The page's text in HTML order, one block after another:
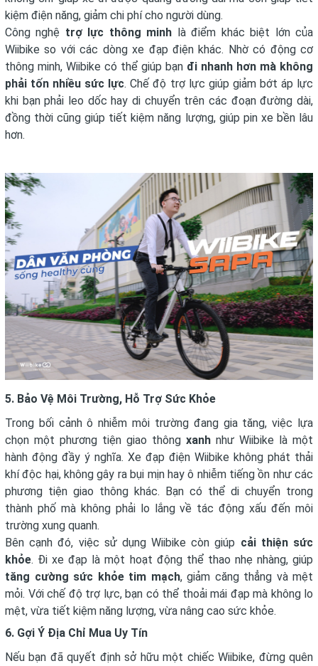
kiệm điện năng, giảm chi phí cho người dùng.
Công nghệ trợ lực thông minh là điểm khác biệt lớn của
Wiibike so với các dòng xe đạp điện khác. Nhờ có động cơ
thông minh, Wiibike có thể giúp bạn đi nhanh hơn mà không
phải tốn nhiều sức lực. Chế độ trợ lực giúp giảm bớt áp lực
khi bạn phải leo dốc hay di chuyển trên các đoạn đường dài,
đồng thời cũng giúp tiết kiệm năng lượng, giúp pin xe bền lâu
hơn.
5. Bảo Vệ Môi Trường, Hỗ Trợ Sức Khỏe
Trong bối cảnh ô nhiễm môi trường đang gia tăng, việc lựa
chọn một phương tiện giao thông xanh như Wiibike là một
hành động đầy ý nghĩa. Xe đạp điện Wiibike không phát thải
khí độc hại, không gây ra bụi mịn hay ô nhiễm tiếng ồn như các
phương tiện giao thông khác. Bạn có thể di chuyển trong
thành phố mà không phải lo lắng về tác động xấu đến môi
trường xung quanh.
Bên cạnh đó, việc sử dụng Wiibike còn giúp cải thiện sức
khỏe. Đi xe đạp là một hoạt động thể thao nhẹ nhàng, giúp
tăng cường sức khỏe tim mạch, giảm căng thẳng và mệt
mỏi. Với chế độ trợ lực, bạn có thể thoải mái đạp mà không lo
mệt, vừa tiết kiệm năng lượng, vừa nâng cao sức khỏe.
6. Gợi Ý Địa Chỉ Mua Uy Tín
Nếu bạn đã quyết định sở hữu một chiếc Wiibike, đừng quên